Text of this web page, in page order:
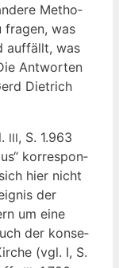
Metho­
fra­gen, was
auf­fällt, was
Ant­wor­ten
Diet­rich
III, S. 1.963
kor­re­spon­
hier nicht
der
um eine
der kon­se­
(vgl. I, S.